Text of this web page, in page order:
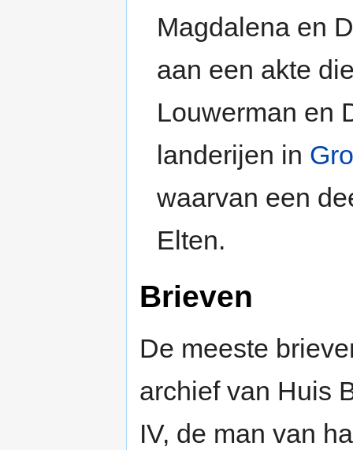
Magdalena en
aan een akte
Louwerman en
landerijen in
waarvan een
Elten.
Brieven
De meeste
archief van Huis
IV, de man van